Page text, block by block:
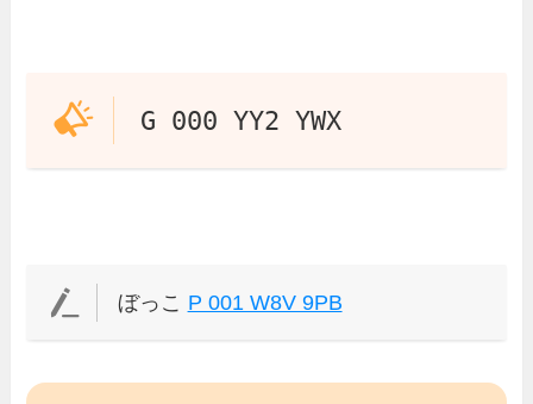
G 000 YY2 YWX
ぼっこ P 001 W8V 9PB